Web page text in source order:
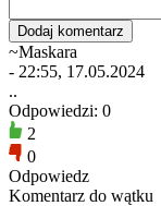
~Maskara
- 22:55, 17.05.2024
..
Odpowiedzi: 0
2
0
Odpowiedz
Komentarz do wątku